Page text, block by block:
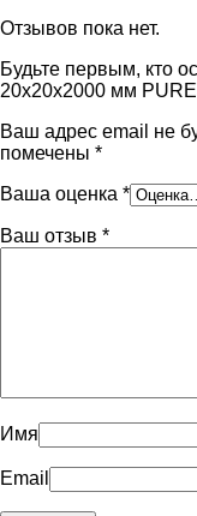
Отзывов пока нет.
Будьте первым, кто
20х20х2000 мм
Ваш адрес email не
помечены *
Ваша оценка *
Ваш отзыв *
Имя
Email